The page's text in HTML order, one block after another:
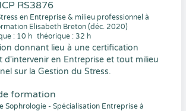
RS3876
en Entreprise & milieu professionnel à
Elisabeth Breton (déc. 2020)
: 10 h théorique : 32 h
donnant lieu à une certification
d'intervenir en Entreprise et tout milieu
sur la Gestion du Stress.
formation
Sophrologie - Spécialisation Entreprise à